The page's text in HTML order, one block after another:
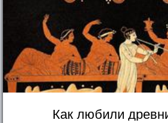
Как любили